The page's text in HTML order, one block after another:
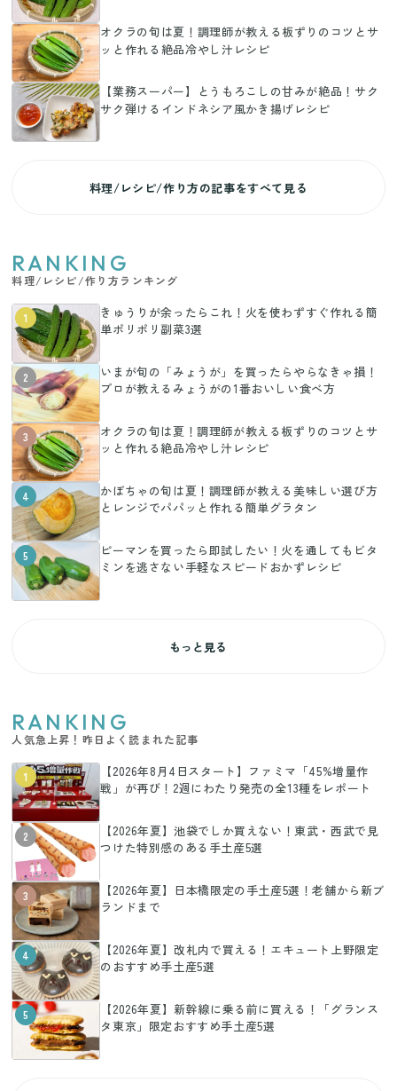
オクラの旬は夏！調理師が教える板ずりのコツとサ
ッと作れる絶品冷やし汁レシピ
【業務スーパー】とうもろこしの甘みが絶品！サク
サク弾けるインドネシア風かき揚げレシピ
料理/レシピ/作り方の記事をすべて見る
RANKING
料理/レシピ/作り方ランキング
1
きゅうりが余ったらこれ！火を使わずすぐ作れる簡
単ポリポリ副菜3選
2
いまが旬の「みょうが」を買ったらやらなきゃ損！
プロが教えるみょうがの1番おいしい食べ方
3
オクラの旬は夏！調理師が教える板ずりのコツとサ
ッと作れる絶品冷やし汁レシピ
4
かぼちゃの旬は夏！調理師が教える美味しい選び方
とレンジでパパッと作れる簡単グラタン
5
ピーマンを買ったら即試したい！火を通してもビタ
ミンを逃さない手軽なスピードおかずレシピ
もっと見る
RANKING
人気急上昇！昨日よく読まれた記事
1
【2026年8月4日スタート】ファミマ「45%増量作
戦」が再び！2週にわたり発売の全13種をレポート
2
【2026年夏】池袋でしか買えない！東武・西武で見
つけた特別感のある手土産5選
3
【2026年夏】日本橋限定の手土産5選！老舗から新ブ
ランドまで
4
【2026年夏】改札内で買える！エキュート上野限定
のおすすめ手土産5選
5
【2026年夏】新幹線に乗る前に買える！「グランス
タ東京」限定おすすめ手土産5選